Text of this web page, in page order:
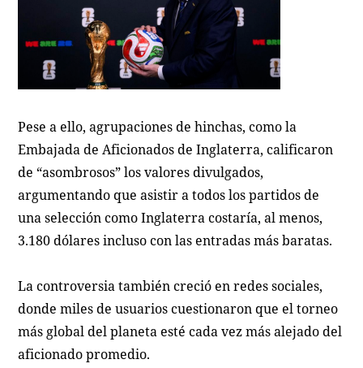
Pese a ello, agrupaciones de hinchas, como la
Embajada de Aficionados de Inglaterra, calificaron
de “asombrosos” los valores divulgados,
argumentando que asistir a todos los partidos de
una selección como Inglaterra costaría, al menos,
3.180 dólares incluso con las entradas más baratas.
La controversia también creció en redes sociales,
donde miles de usuarios cuestionaron que el torneo
más global del planeta esté cada vez más alejado del
aficionado promedio.